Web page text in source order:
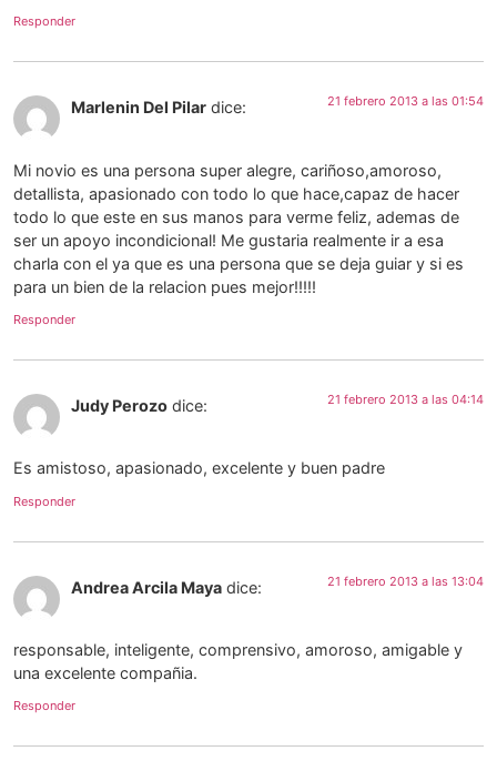
Responder
Marlenin Del Pilar dice: 21 febrero 2013 a las 01:54
Mi novio es una persona super alegre, cariñoso,amoroso,
detallista, apasionado con todo lo que hace,capaz de hacer
todo lo que este en sus manos para verme feliz, ademas de
ser un apoyo incondicional! Me gustaria realmente ir a esa
charla con el ya que es una persona que se deja guiar y si es
para un bien de la relacion pues mejor!!!!!
Responder
Judy Perozo dice: 21 febrero 2013 a las 04:14
Es amistoso, apasionado, excelente y buen padre
Responder
Andrea Arcila Maya dice: 21 febrero 2013 a las 13:04
responsable, inteligente, comprensivo, amoroso, amigable y
una excelente compañia.
Responder